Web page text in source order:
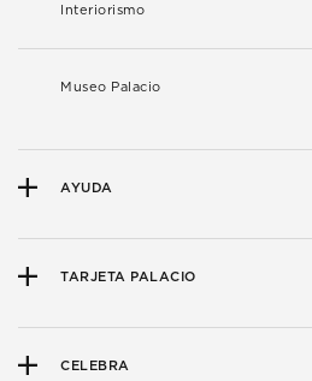
Interiorismo
Museo Palacio
AYUDA
TARJETA PALACIO
CELEBRA